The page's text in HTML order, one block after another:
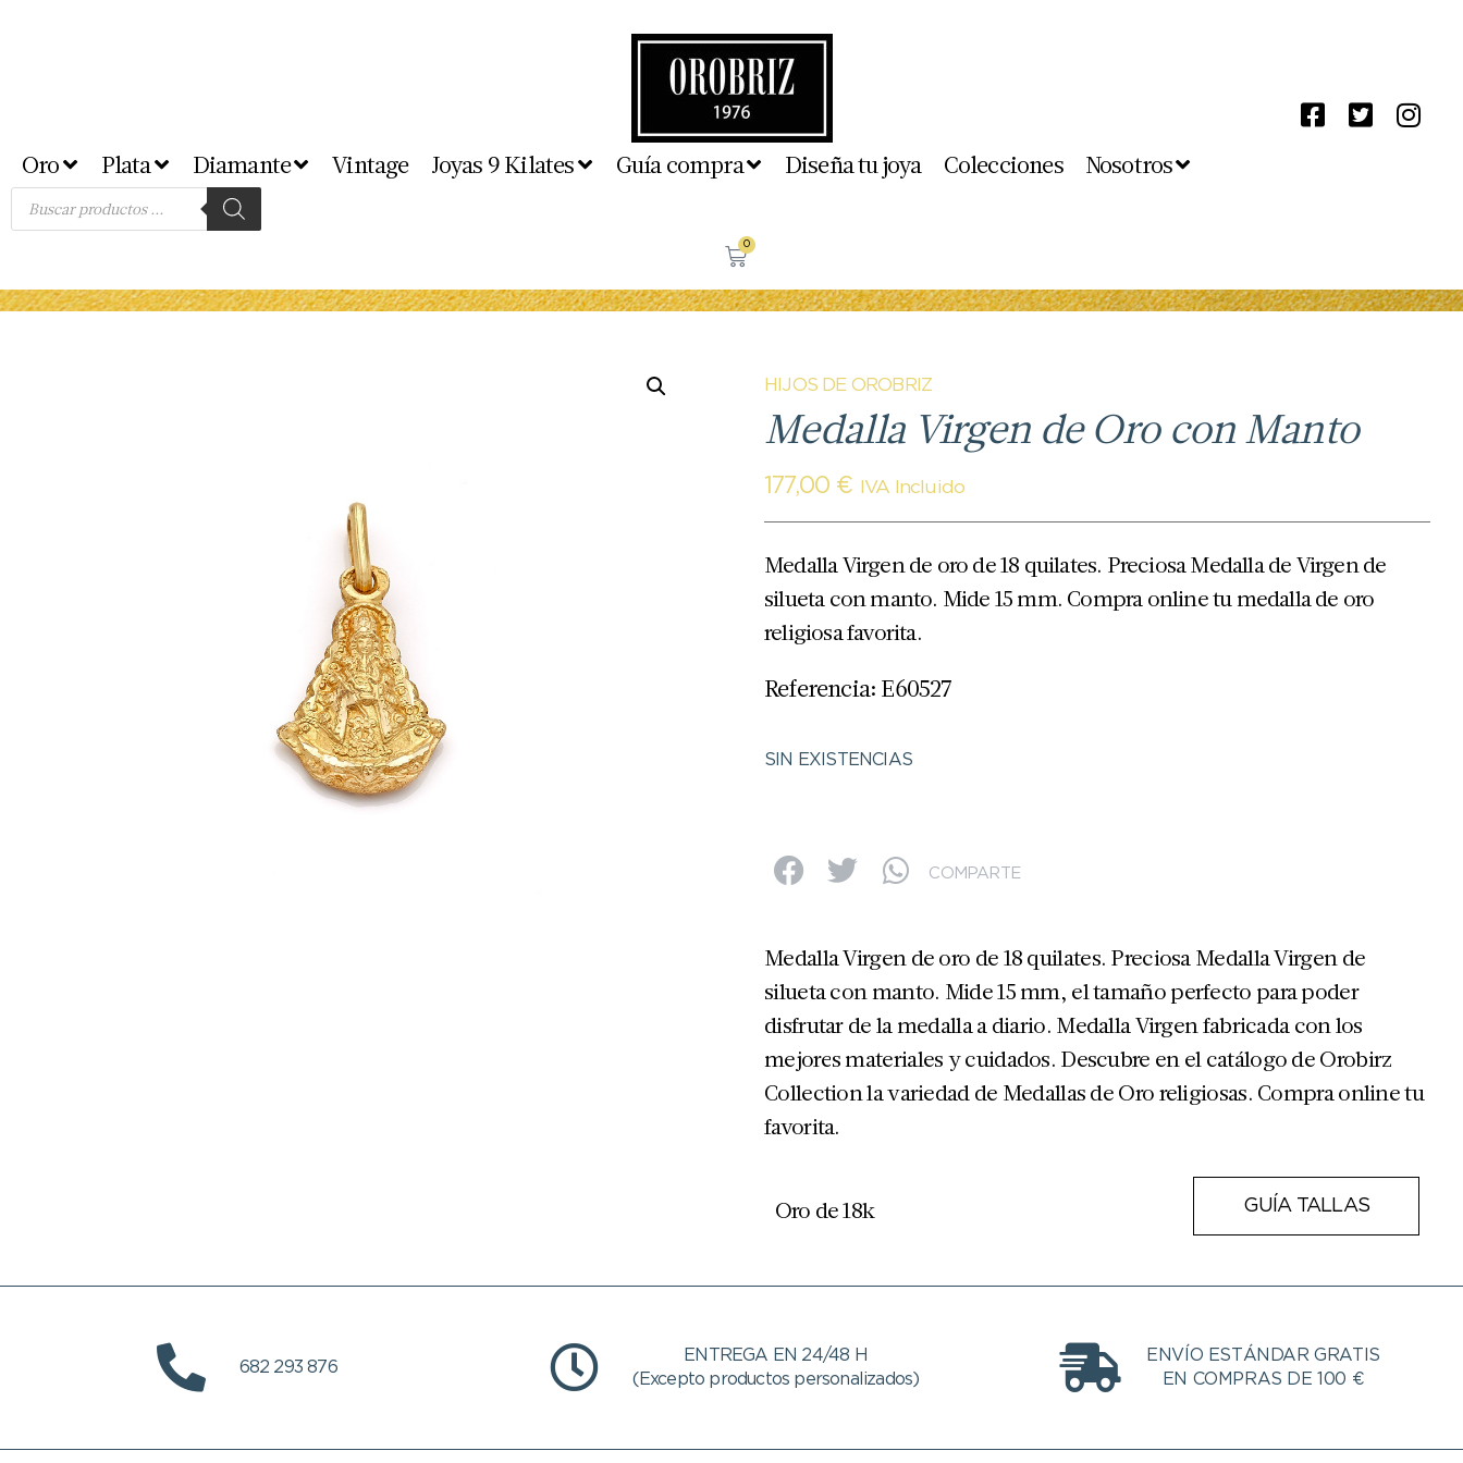
Oro Plata Diamante Vintage Joyas 9 Kilates Guía compra Diseña tu joya Colecciones Nosotros
0
HIJOS DE OROBRIZ
Medalla Virgen de Oro con Manto
177,00 € IVA Incluido
Medalla Virgen de oro de 18 quilates. Preciosa Medalla de Virgen de
silueta con manto. Mide 15 mm. Compra online tu medalla de oro
religiosa favorita.
Referencia: E60527
SIN EXISTENCIAS
COMPARTE
Medalla Virgen de oro de 18 quilates. Preciosa Medalla Virgen de
silueta con manto. Mide 15 mm, el tamaño perfecto para poder
disfrutar de la medalla a diario. Medalla Virgen fabricada con los
mejores materiales y cuidados. Descubre en el catálogo de Orobirz
Collection la variedad de Medallas de Oro religiosas. Compra online tu
favorita.
Oro de 18k GUÍA TALLAS
682 293 876
ENTREGA EN 24/48 H
(Excepto productos personalizados)
ENVÍO ESTÁNDAR GRATIS
EN COMPRAS DE 100 €